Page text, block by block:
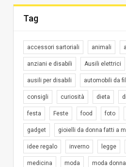
Tag
accessori sartoriali animali
anziani e disabili Ausili elettrici
ausili per disabili automobili da
consigli curiosità dieta
festa Feste food foto
gadget gioielli da donna fatti a
idee regalo inverno legge
medicina moda moda donna